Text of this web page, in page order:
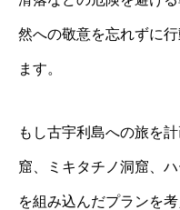
然への敬意を忘れずに
ます。
もし古宇利島への旅を
窟、ミキタチノ洞窟、
を組み込んだプランを